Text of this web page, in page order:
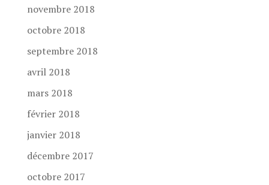
novembre 2018
octobre 2018
septembre 2018
avril 2018
mars 2018
février 2018
janvier 2018
décembre 2017
octobre 2017